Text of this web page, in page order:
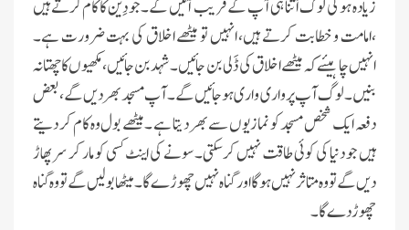
زیادہ ہو گی لوگ اُتنا ہی آپ کے قریب آئیں گے ۔جو دِین کا کام کرتے ہیں
،امامت و خطابت کرتے ہیں، انہیں تو میٹھے اخلاق کی بہت ضرورت ہے۔
انہیں چاہیئے کہ میٹھے اخلاق کی ڈَلی بن جائیں۔ شہد بن جائیں، مکھیوں کا چھتا نہ
بنیں ۔لوگ آپ پر واری واری ہو جائیں گے ۔آپ مسجد بھر دیں گے ، بعض
دفعہ ایک شخص مسجد کو نمازیوں سے بھر دیتا ہے ۔میٹھے بول وہ کام کر دیتے
ہیں جو دنیا کی کوئی طاقت نہیں کر سکتی ۔سونے کی اینٹ کسی کو مار کر سر پھاڑ
دیں گے تو وہ متاثر نہیں ہو گا اور گناہ نہیں چھوڑے گا ۔میٹھا بولیں گے تو وہ گناہ
چھوڑ دے گا۔